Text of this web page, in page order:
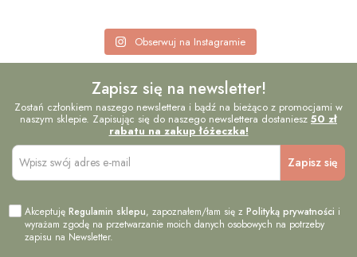
Obserwuj na Instagramie
Zapisz się na newsletter!
Zostań członkiem naszego newslettera i bądź na bieżąco z promocjami w
naszym sklepie. Zapisując się do naszego newslettera dostaniesz 50 zł
rabatu na zakup łóżeczka!
AkceptujęRegulamin sklepu, zapoznałem/łam się zPolityką prywatności i
wyrażam zgodę na przetwarzanie moich danych osobowych na potrzeby
zapisu na Newsletter.